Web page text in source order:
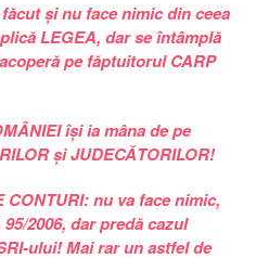
și nu face nimic din ceea
LEGEA, dar se întâmplă
pe făptuitorul CARP
își ia mâna de pe
și JUDECĂTORILOR!
nu va face nimic,
2006, dar predă cazul
ului! Mai rar un astfel de